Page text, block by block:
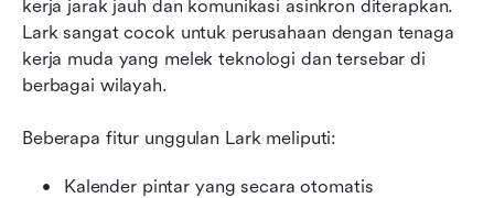
kerja jarak jauh dan komunikasi asinkron diterapkan.
Lark sangat cocok untuk perusahaan dengan tenaga
kerja muda yang melek teknologi dan tersebar di
berbagai wilayah.
Beberapa fitur unggulan Lark meliputi:
Kalender pintar yang secara otomatis